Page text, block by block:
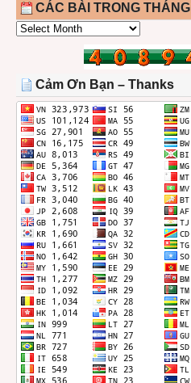
CÁC BÀI TRONG THÁNG
CÁC
THÁNG
Cảm Ơn Bạn – Thanks